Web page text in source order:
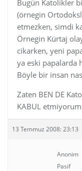
Bugün Katolikler
(örnegin
etmezken, simdi
Örnegin Kürtaj
cikarken, yeni
ya eski papalarda
Böyle bir insan
Zaten BEN DE
KABUL
13 Temmuz 2008: 23:13
Anonim
Pasif